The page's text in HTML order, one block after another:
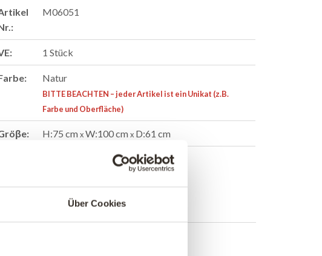
Über Cookies
M06051
1 Stück
Natur
BITTE BEACHTEN – jeder Artikel ist ein Unikat (z.B.
Farbe und Oberfläche)
H:75 cm xW:100 cm x D:61 cm
Weitere Info +
B2B Anmelden